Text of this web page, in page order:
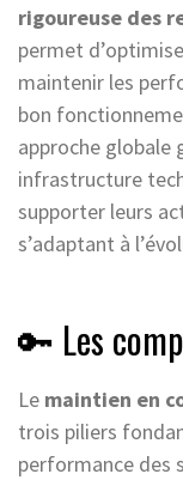
rigoureuse des
permet
maintenir les
bon
approche globale
infrastructure
supporter leurs
s’adaptant à
🔑 Les
Le maintien en
trois piliers
performance des